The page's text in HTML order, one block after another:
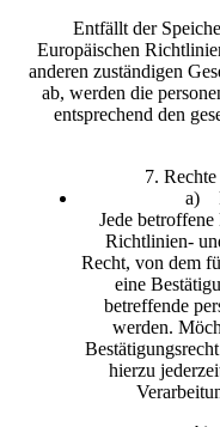
Entfällt der
Europäischen
anderen zuständigen
ab, werden die
entsprechend den
7.
a)
Jede
Richtlinien-
Recht, von dem
eine
betreffende
werden.
hierzu